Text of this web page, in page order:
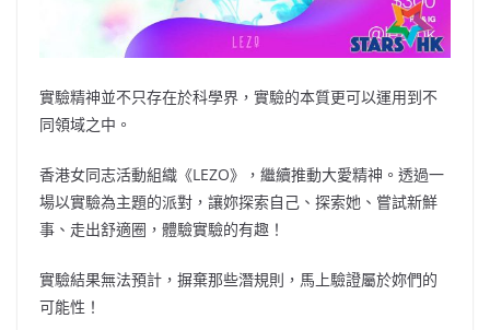
實驗精神並不只存在於科學界，實驗的本質更可以運用到不
同領域之中。
香港女同志活動組織《LEZO》，繼續推動大愛精神。透過一
場以實驗為主題的派對，讓妳探索自己、探索她、嘗試新鮮
事、走出舒適圈，體驗實驗的有趣！
實驗結果無法預計，摒棄那些潛規則，馬上驗證屬於妳們的
可能性！